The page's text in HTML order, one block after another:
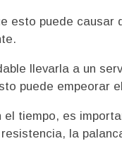
puede causar
llevarla a un
puede empeorar
tiempo, es
la